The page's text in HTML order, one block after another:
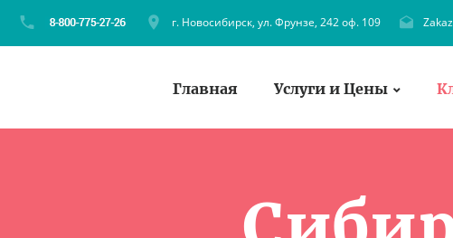
г. Новосибирск, ул. Фрунзе, 242 оф. 109
Главная Услуги и Цены